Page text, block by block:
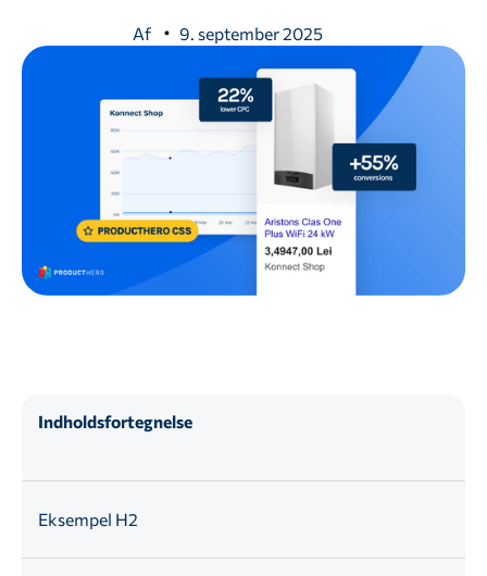
Af 9. september 2025
Indholdsfortegnelse
Eksempel H2